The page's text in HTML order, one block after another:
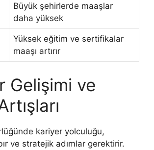
Büyük şehirlerde maaşlar
daha yüksek
Yüksek eğitim ve sertifikalar
maaşı artırır
Gelişimi ve
kariyer yolculuğu,
ve stratejik adımlar gerektirir.